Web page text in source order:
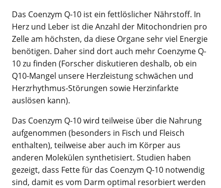
Das Coenzym Q-10 ist ein fettlöslicher Nährstoff. In
Herz und Leber ist die Anzahl der Mitochondrien pro
Zelle am höchsten, da diese Organe sehr viel Energie
benötigen. Daher sind dort auch mehr Coenzyme Q-
10 zu finden (Forscher diskutieren deshalb, ob ein
Q10-Mangel unsere Herzleistung schwächen und
Herzrhythmus-Störungen sowie Herzinfarkte
auslösen kann).
Das Coenzym Q-10 wird teilweise über die Nahrung
aufgenommen (besonders in Fisch und Fleisch
enthalten), teilweise aber auch im Körper aus
anderen Molekülen synthetisiert. Studien haben
gezeigt, dass Fette für das Coenzym Q-10 notwendig
sind, damit es vom Darm optimal resorbiert werden